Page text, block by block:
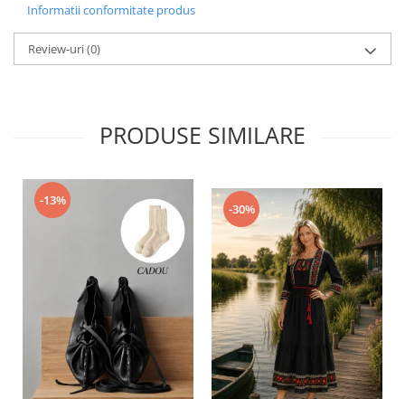
Informatii conformitate produs
Review-uri(0)
PRODUSE SIMILARE
-13%
-30%